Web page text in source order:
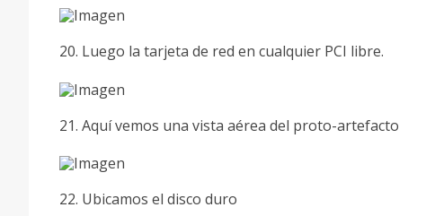
20. Luego la tarjeta de red en cualquier PCI libre.
21. Aquí vemos una vista aérea del proto-artefacto
22. Ubicamos el disco duro